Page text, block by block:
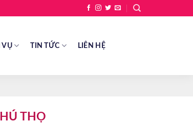
VỤ TIN TỨC LIÊN HỆ
THỌ